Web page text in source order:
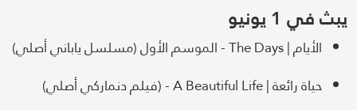
يبث في 1 يونيو
الأيام | The Days - الموسم الأول (مسلسل ياباني أصلي)
حياة رائعة | A Beautiful Life - (فيلم دنماركي أصلي)